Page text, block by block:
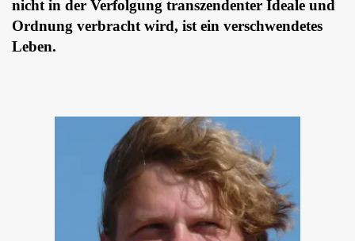
nicht in der Verfolgung transzendenter Ideale und
Ordnung verbracht wird, ist ein verschwendetes
Leben.